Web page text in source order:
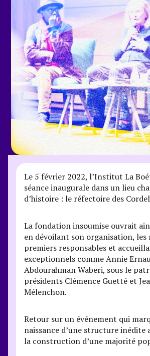
Le 5 février 2022, l’Institut La
séance inaugurale dans un lieu
d’histoire : le réfectoire des
La fondation insoumise ouvrait
en dévoilant son organisation, les
premiers responsables et
exceptionnels comme Annie
Abdourahman Waberi, sous le
présidents Clémence Guetté et
Mélenchon.
Retour sur un événement qui
naissance d’une structure inédite
la construction d’une majorité